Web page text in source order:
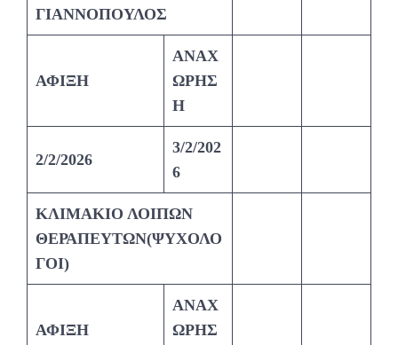
ΓΙΑΝΝΟΠΟΥΛΟΣ
ΑΦΙΞΗ
ΑΝΑΧ
ΩΡΗΣ
Η
2/2/2026
3/2/202
6
ΚΛΙΜΑΚΙΟ ΛΟΙΠΩΝ
ΘΕΡΑΠΕΥΤΩΝ(ΨΥΧΟΛΟ
ΓΟΙ)
ΑΦΙΞΗ
ΑΝΑΧ
ΩΡΗΣ